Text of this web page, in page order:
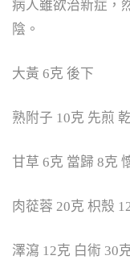
病人雖欲治新症，
陰。
大黃 6克 後下
熟附子 10克 先煎
甘草 6克 當歸 8克
肉蓯蓉 20克 枳殼
澤瀉 12克 白術 30